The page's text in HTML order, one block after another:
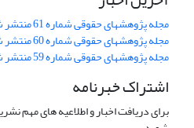
مجله پژوهشهای حقوقی شماره 61 منتشر شد.
مجله پژوهشهای حقوقی شماره 60 منتشر شد.
مجله پژوهشهای حقوقی شماره 59 منتشر شد.
اشتراک خبرنامه
برای دریافت اخبار و اطلاعیه های مهم